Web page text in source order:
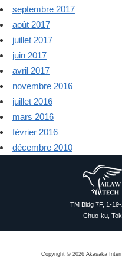
septembre 2017
août 2017
juillet 2017
juin 2017
avril 2017
novembre 2016
juillet 2016
mars 2016
février 2016
décembre 2010
TM Bldg 7F, 1-
Chuo-ku,
Copyright © 2026 Akasaka